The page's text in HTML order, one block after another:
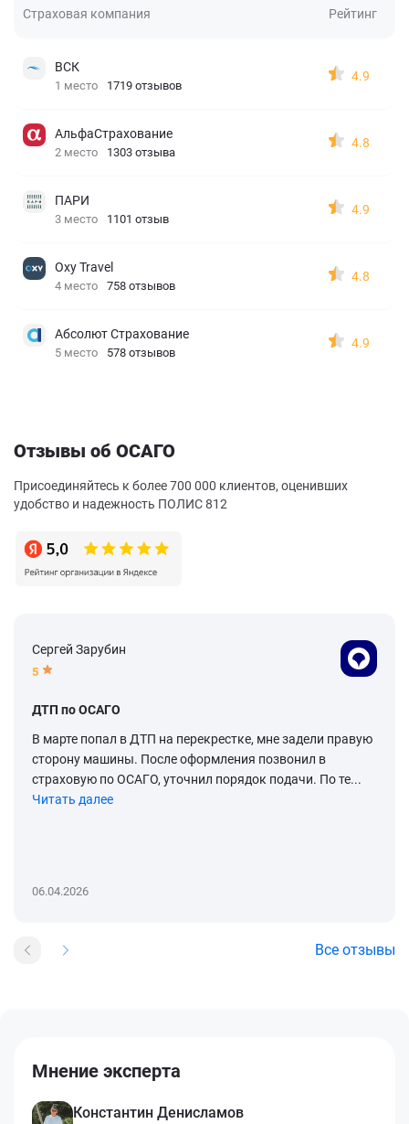
Страховая компания Рейтинг
ВСК
1 место 1719 отзывов
4.9
АльфаСтрахование
2 место 1303 отзыва
4.8
ПАРИ
3 место 1101 отзыв
4.9
Oxy Travel
4 место 758 отзывов
4.8
Абсолют Страхование
5 место 578 отзывов
4.9
Отзывы об ОСАГО
Присоединяйтесь к более 700 000 клиентов, оценивших
удобство и надежность ПОЛИС 812
Сергей Зарубин
5
ДТП по ОСАГО
В марте попал в ДТП на перекрестке, мне задели правую
сторону машины. После оформления позвонил в
страховую по ОСАГО, уточнил порядок подачи. По те...
Читать далее
06.04.2026
Все отзывы
Мнение эксперта
Константин Денисламов